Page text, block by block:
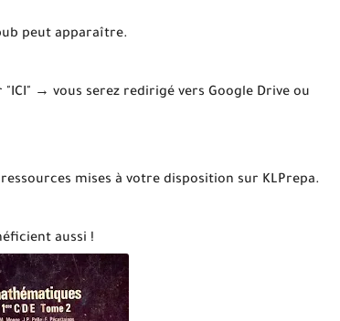
peut apparaître.
→ vous serez redirigé vers Google Drive ou
mises à votre disposition sur KLPrepa.
aussi !